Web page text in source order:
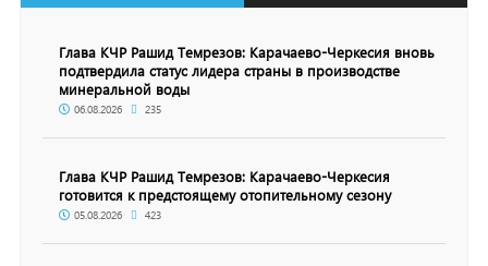
Глава КЧР Рашид Темрезов: Карачаево-Черкесия вновь
подтвердила статус лидера страны в производстве
минеральной воды
06.08.2026 235
Глава КЧР Рашид Темрезов: Карачаево-Черкесия
готовится к предстоящему отопительному сезону
05.08.2026 423